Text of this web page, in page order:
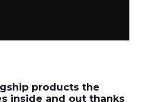
products the
inside and out thanks